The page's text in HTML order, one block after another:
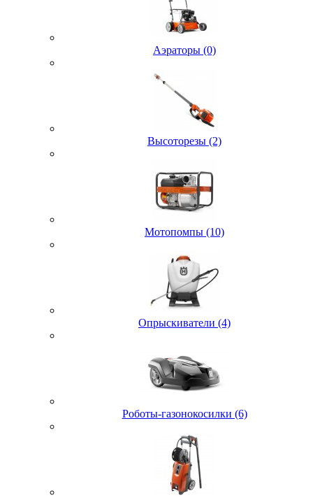
Аэраторы (0)
Высоторезы (2)
Мотопомпы (10)
Опрыскиватели (4)
Роботы-газонокосилки (6)